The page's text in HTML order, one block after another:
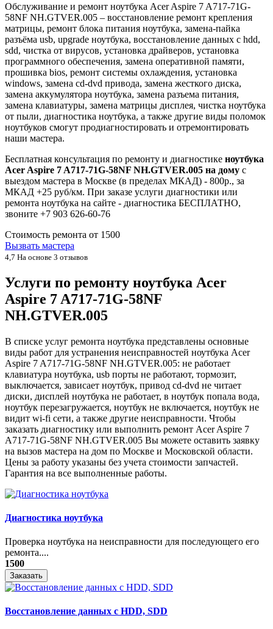
Обслуживание и ремонт ноутбука Acer Aspire 7 A717-71G-
58NF NH.GTVER.005 – восстановление ремонт крепления
матрицы, ремонт блока питания ноутбука, замена-пайка
разъёма usb, upgrade ноутбука, восстановление данных с hdd,
sdd, чистка от вирусов, установка драйверов, установка
программного обеспечения, замена оперативной памяти,
прошивка bios, ремонт системы охлаждения, установка
windows, замена cd-dvd привода, замена жесткого диска,
замена аккумулятора ноутбука, замена разъема питания,
замена клавиатуры, замена матрицы дисплея, чистка ноутбука
от пыли, диагностика ноутбука, а также другие виды поломок
ноутбуков смогут продиагностировать и отремонтировать
наши мастера.
Бесплатная консультация по ремонту и диагностике ноутбука
Acer Aspire 7 A717-71G-58NF NH.GTVER.005 на дому с
выездом мастера в Москве (в пределах МКАД) - 800р., за
МКАД +25 руб/км. При заказе услуги диагностики или
ремонта ноутбука на сайте - диагностика БЕСПЛАТНО,
звоните +7 903 626-60-76
Стоимость ремонта от 1500
Вызвать мастера
4,7 На основе 3 отзывов
Услуги по ремонту ноутбука Acer
Aspire 7 A717-71G-58NF
NH.GTVER.005
В списке услуг ремонта ноутбука представлены основные
виды работ для устранения неисправностей ноутбука Acer
Aspire 7 A717-71G-58NF NH.GTVER.005: не работает
клавиатура ноутбука, usb порты не работают, тормозит,
выключается, зависает ноутбук, привод cd-dvd не читает
диски, дисплей ноутбука не работает, в ноутбук попала вода,
ноутбук перезагружается, ноутбук не включается, ноутбук не
видит wi-fi сети, а также другие неисправности. Чтобы
заказать диагностику или выполнить ремонт Acer Aspire 7
A717-71G-58NF NH.GTVER.005 Вы можете оставить заявку
на вызов мастера на дом по Москве и Московской области.
Цены за работу указаны без учета стоимости запчастей.
Гарантия на все выполненные работы.
Диагностика ноутбука
Проверка ноутбука на неисправности для последующего его
ремонта....
1500
Заказать
Восстановление данных с HDD, SDD